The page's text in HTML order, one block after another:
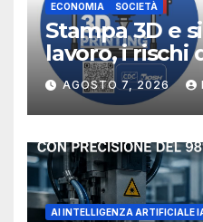
ECONOMIA SOCIETÀ
Stampa 3D e
lavoro, i rischi
NIOSH
AGOSTO 7, 2026
AI INTELLIGENZA ARTIFICIALE